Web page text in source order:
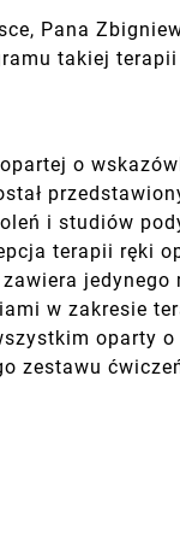
Pana
takiej
o
i studiów
terapii ręki
jedynego
w zakresie
oparty
zestawu